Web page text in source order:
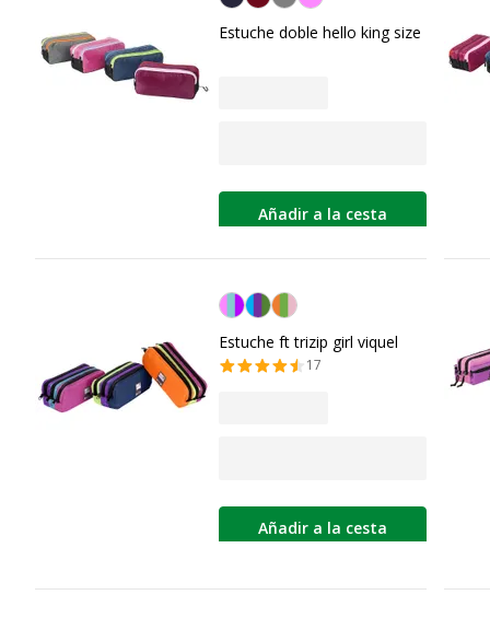
Estuche doble hello king size
Añadir a la cesta
Personalización del color
Estuche ft trizip girl viquel
17
Añadir a la cesta